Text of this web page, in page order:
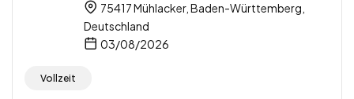
75417 Mühlacker, Baden-Württemberg,
Deutschland
03/08/2026
Vollzeit